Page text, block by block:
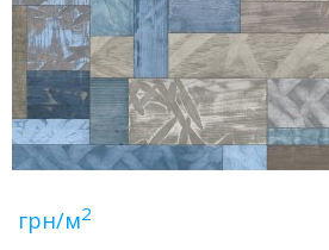
грн/м2